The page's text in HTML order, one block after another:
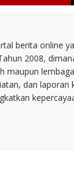
berita online
2008,
maupun
dan laporan